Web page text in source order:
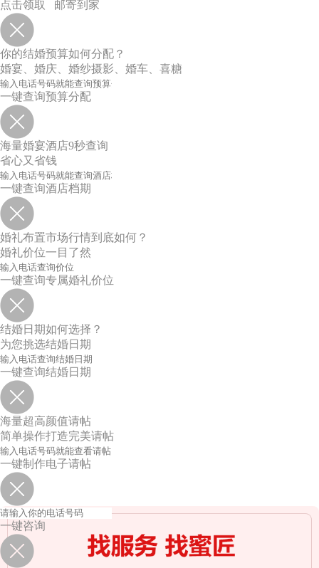
点击领取 邮寄到家
你的结婚预算如何分配？
婚宴、婚庆、婚纱摄影、婚车、喜糖
一键查询预算分配
海量婚宴酒店9秒查询
省心又省钱
一键查询酒店档期
婚礼布置市场行情到底如何？
婚礼价位一目了然
一键查询专属婚礼价位
结婚日期如何选择？
为您挑选结婚日期
一键查询结婚日期
海量超高颜值请帖
简单操作打造完美请帖
一键制作电子请帖
一键咨询